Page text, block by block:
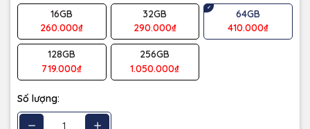
16GB
260.000₫
32GB
290.000₫
64GB
410.000₫
128GB
719.000₫
256GB
1.050.000₫
Số lượng: